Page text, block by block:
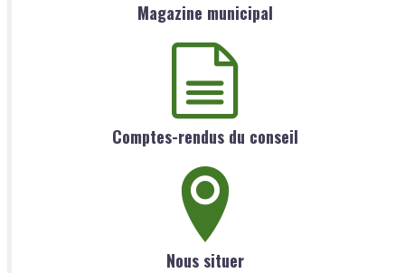
Magazine municipal
Comptes-rendus du conseil
Nous situer